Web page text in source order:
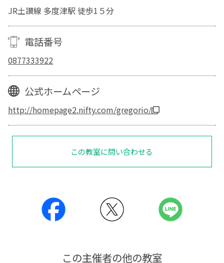
JR土讃線 多度津駅 徒歩1５分
電話番号
0877333922
公式ホームページ
http://homepage2.nifty.com/gregorio/
この教室に問い合わせる
この主催者の他の教室